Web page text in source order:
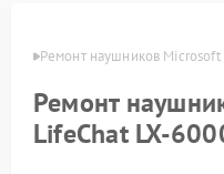
Ремонт наушников Microsoft
Ремонт
LifeChat LX-